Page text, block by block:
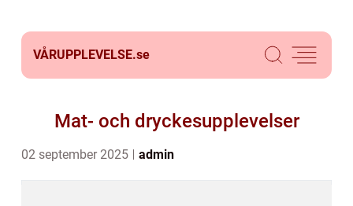
VÅRUPPLEVELSE.se
Mat- och dryckesupplevelser
02 september 2025 admin